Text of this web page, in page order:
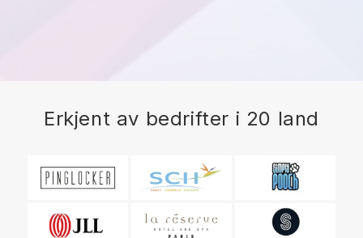
Erkjent av bedrifter i 20 land